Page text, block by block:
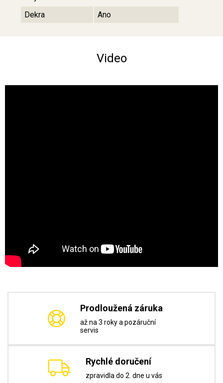
Dekra
Ano
Video
Prodloužená záruka
až na 3 roky a pozáruční
servis
Rychlé doručení
zpravidla do 2. dne u vás